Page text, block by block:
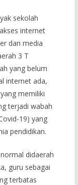
sekolah
internet
dan media
3 T
yang belum
internet ada,
memiliki
terjadi wabah
19) yang
pendidikan.
didaerah
guru sebagai
terbatas